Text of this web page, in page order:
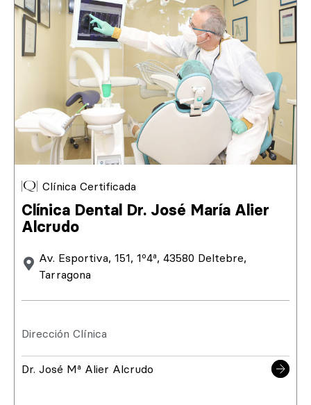
Clínica Certificada
Clínica Dental Dr. José María Alier
Alcrudo
Av. Esportiva, 151, 1º4ª, 43580 Deltebre,
Tarragona
Dirección Clínica
Dr. José Mª Alier Alcrudo